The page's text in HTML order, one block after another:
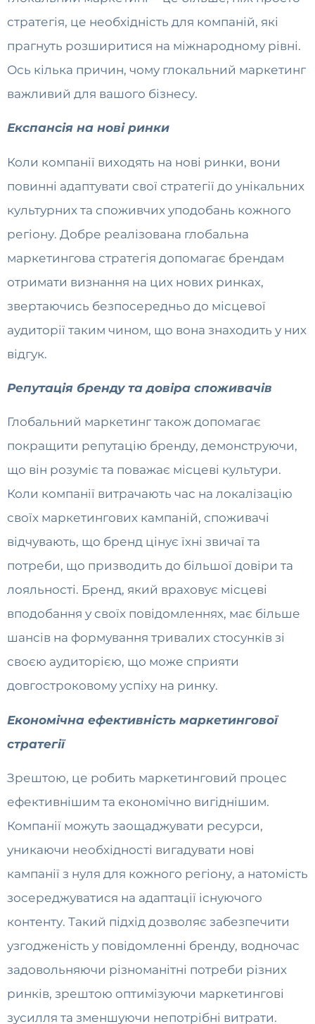
стратегія, це необхідність для компаній, які
прагнуть розширитися на міжнародному рівні.
Ось кілька причин, чому глокальний маркетинг
важливий для вашого бізнесу.
Експансія на нові ринки
Коли компанії виходять на нові ринки, вони
повинні адаптувати свої стратегії до унікальних
культурних та споживчих уподобань кожного
регіону. Добре реалізована глобальна
маркетингова стратегія допомагає брендам
отримати визнання на цих нових ринках,
звертаючись безпосередньо до місцевої
аудиторії таким чином, що вона знаходить у них
відгук.
Репутація бренду та довіра споживачів
Глобальний маркетинг також допомагає
покращити репутацію бренду, демонструючи,
що він розуміє та поважає місцеві культури.
Коли компанії витрачають час на локалізацію
своїх маркетингових кампаній, споживачі
відчувають, що бренд цінує їхні звичаї та
потреби, що призводить до більшої довіри та
лояльності. Бренд, який враховує місцеві
вподобання у своїх повідомленнях, має більше
шансів на формування тривалих стосунків зі
своєю аудиторією, що може сприяти
довгостроковому успіху на ринку.
Економічна ефективність маркетингової
стратегії
Зрештою, це робить маркетинговий процес
ефективнішим та економічно вигіднішим.
Компанії можуть заощаджувати ресурси,
уникаючи необхідності вигадувати нові
кампанії з нуля для кожного регіону, а натомість
зосереджуватися на адаптації існуючого
контенту. Такий підхід дозволяє забезпечити
узгодженість у повідомленні бренду, водночас
задовольняючи різноманітні потреби різних
ринків, зрештою оптимізуючи маркетингові
зусилля та зменшуючи непотрібні витрати.